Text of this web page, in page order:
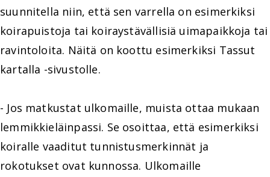
suunnitella niin, että sen varrella on esimerkiksi
koirapuistoja tai koiraystävällisiä uimapaikkoja tai
ravintoloita. Näitä on koottu esimerkiksi Tassut
kartalla -sivustolle.
- Jos matkustat ulkomaille, muista ottaa mukaan
lemmikkieläinpassi. Se osoittaa, että esimerkiksi
koiralle vaaditut tunnistusmerkinnät ja
rokotukset ovat kunnossa. Ulkomaille